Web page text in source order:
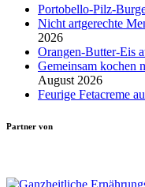
Portobello-Pilz-
Nicht artgerechte
2026
Orangen-Butter-Eis
Gemeinsam kochen
August 2026
Feurige Fetacreme
Partner von